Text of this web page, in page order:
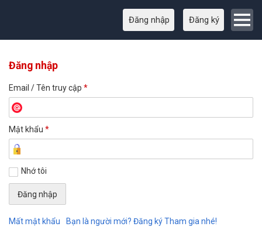
Đăng nhập Đăng ký
Đăng nhập
Email / Tên truy cập *
Mật khẩu *
Nhớ tôi
Mất mật khẩu Bạn là người mới? Đăng ký Tham gia nhé!